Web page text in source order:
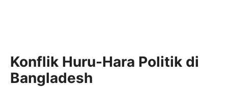
Konflik Huru-Hara Politik di
Bangladesh